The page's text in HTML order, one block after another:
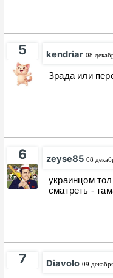
5 kendriar 08
Зрада или
6 zeyse85 08
украинцом
сматреть -
7 Diavolo 09